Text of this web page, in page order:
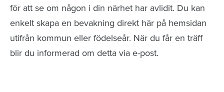
för att se om någon i din närhet har avlidit. Du kan
enkelt skapa en bevakning direkt här på hemsidan
utifrån kommun eller födelseår. När du får en träff
blir du informerad om detta via e-post.